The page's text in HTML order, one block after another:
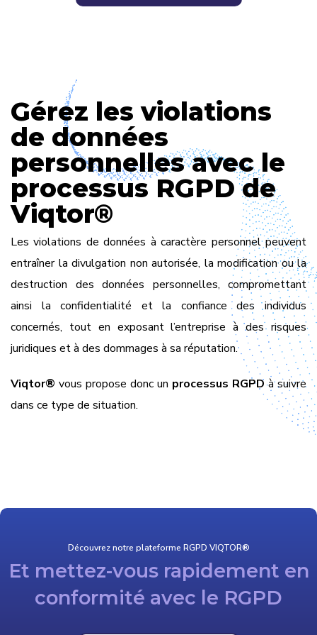
Gérez les violations
de données
personnelles avec le
processus RGPD de
Viqtor®
Les violations de données à caractère personnel peuvent
entraîner la divulgation non autorisée, la modification ou la
destruction des données personnelles, compromettant
ainsi la confidentialité et la confiance des individus
concernés, tout en exposant l’entreprise à des risques
juridiques et à des dommages à sa réputation.
Viqtor® vous propose donc un processus RGPDà suivre
dans ce type de situation.
Découvrez notre plateforme RGPD VIQTOR®
Et mettez-vous rapidement en
conformité avec le RGPD